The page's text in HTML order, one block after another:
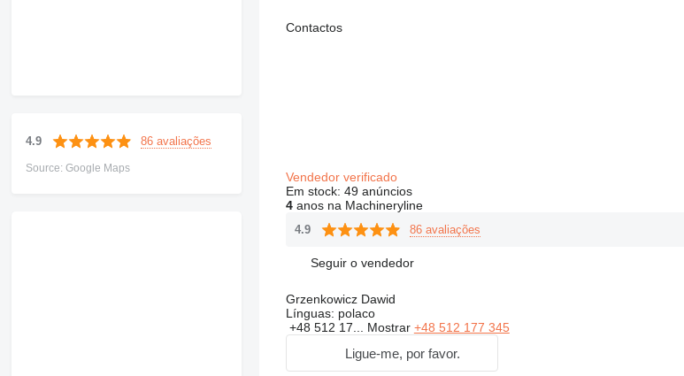
4.9 86 avaliações
Source: Google Maps
Contactos
Vendedor verificado
Em stock: 49 anúncios
4anos na Machineryline
4.9 86 avaliações
Seguir o vendedor
Grzenkowicz Dawid
Línguas: polaco
+48 512 17... Mostrar +48 512 177 345
Ligue-me, por favor.